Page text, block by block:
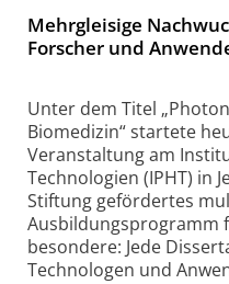
Mehrgleisige
Forscher und
Unter dem Titel
Biomedizin“ startete
Veranstaltung am
Technologien (IPHT) in
Stiftung gefördertes
Ausbildungsprogramm
besondere: Jede
Technologen und